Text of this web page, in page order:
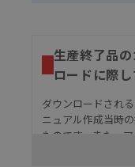
生産終了品
ロードに際
ダウンロードされ
ニュアル作成当時
ものです。また、
ので、ご使用にあ